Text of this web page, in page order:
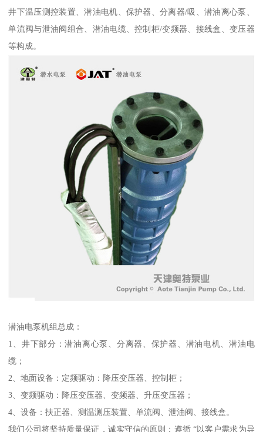
井下温压测控装置、潜油电机、保护器、分离器/吸、潜油离心泵、
单流阀与泄油阀组合、潜油电缆、控制柜/变频器、接线盒、变压器
等构成。
潜油电泵机组总成：
1、井下部分：潜油离心泵、分离器、保护器、潜油电机、潜油电
缆；
2、地面设备：定频驱动：降压变压器、控制柜；
3、变频驱动：降压变压器、变频器、升压变压器；
4、设备：扶正器、测温测压装置、单流阀、泄油阀、接线盒。
我们公司将坚持质量保证，诚实守信的原则；遵循 “以客户需求为导